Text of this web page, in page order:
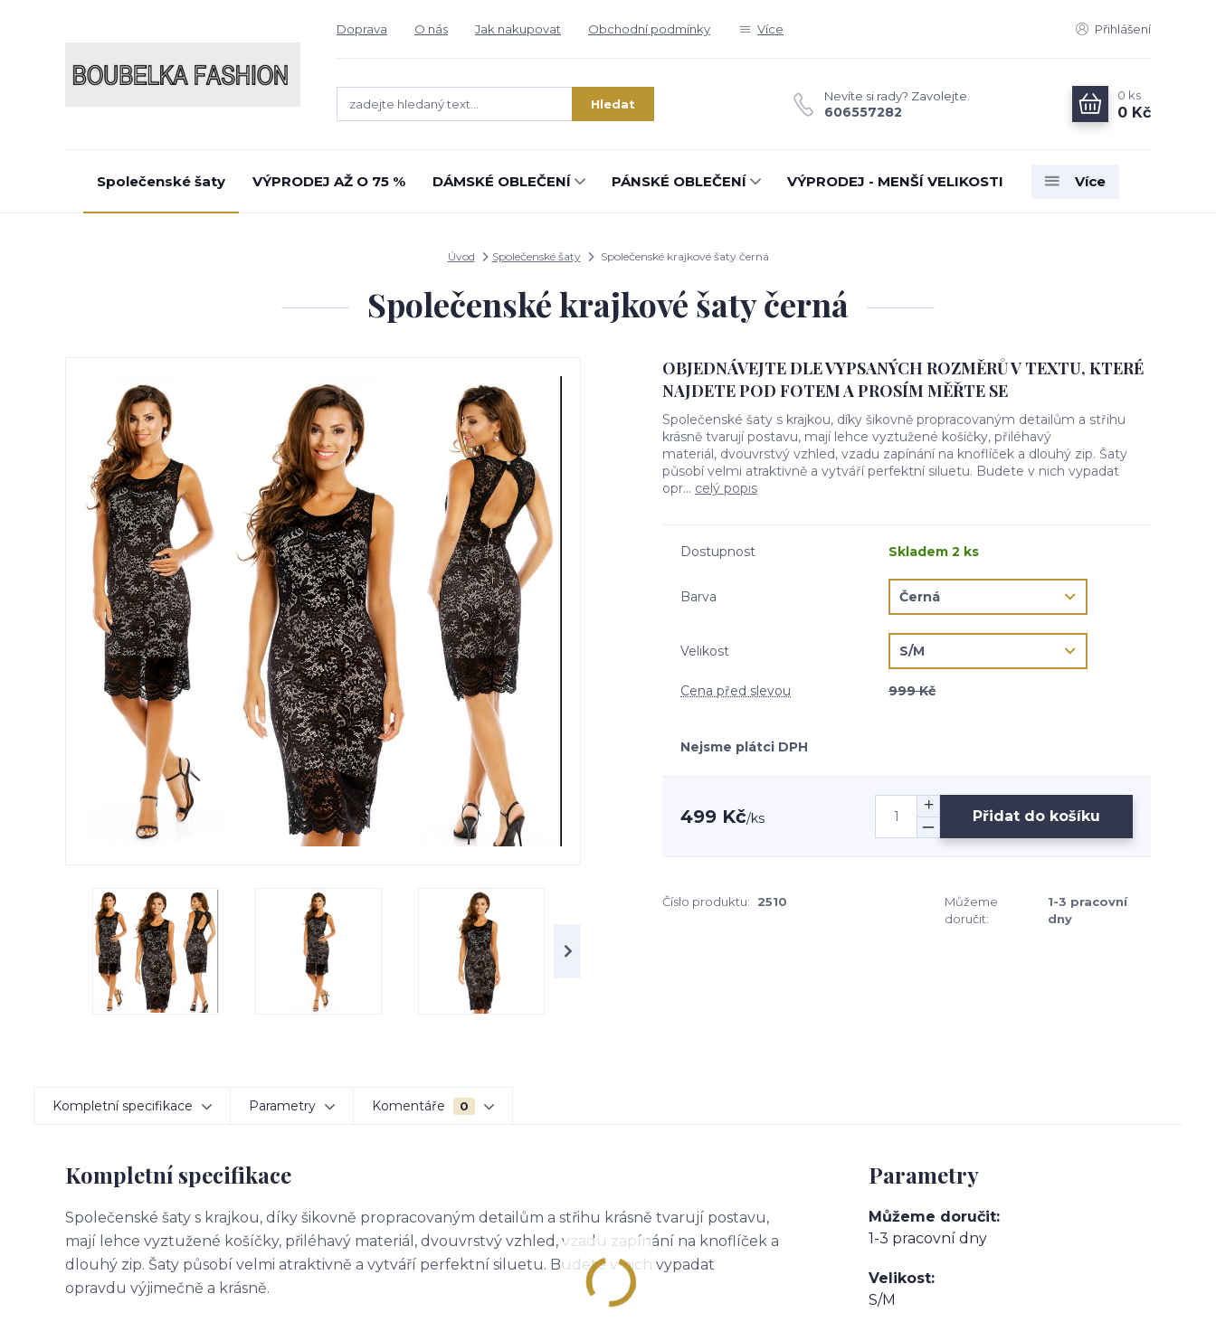
Doprava O nás Jak nakupovat Obchodní podmínky Více Přihlášení
Hledat
Nevíte si rady? Zavolejte.
606557282
0 ks
0 Kč
Společenské šaty VÝPRODEJ AŽ O 75 % DÁMSKÉ OBLEČENÍ PÁNSKÉ OBLEČENÍ VÝPRODEJ - MENŠÍ VELIKOSTI Více
Úvod Společenské šaty Společenské krajkové šaty černá
Společenské krajkové šaty černá
OBJEDNÁVEJTE DLE VYPSANÝCH ROZMĚRŮ V TEXTU, KTERÉ
NAJDETE POD FOTEM A PROSÍM MĚŘTE SE
Společenské šaty s krajkou, díky šikovně propracovaným detailům a střihu
krásně tvarují postavu, mají lehce vyztužené košíčky, přiléhavý
materiál, dvouvrstvý vzhled, vzadu zapínání na knoflíček a dlouhý zip. Šaty
působí velmi atraktivně a vytváří perfektní siluetu. Budete v nich vypadat
opr... celý popis
Dostupnost Skladem 2 ks
Barva
Velikost
Cena před slevou 999 Kč
Nejsme plátci DPH
499 Kč/ks Přidat do košíku
Číslo produktu: 2510
Můžeme
doručit:
1-3 pracovní
dny
Kompletní specifikace Parametry Komentáře 0
Kompletní specifikace
Společenské šaty s krajkou, díky šikovně propracovaným detailům a střihu krásně tvarují postavu,
mají lehce vyztužené košíčky, přiléhavý materiál, dvouvrstvý vzhled, vzadu zapínání na knoflíček a
dlouhý zip. Šaty působí velmi atraktivně a vytváří perfektní siluetu. Budete v nich vypadat
opravdu výjimečně a krásně.
Parametry
Můžeme doručit
1-3 pracovní dny
Velikost
S/M